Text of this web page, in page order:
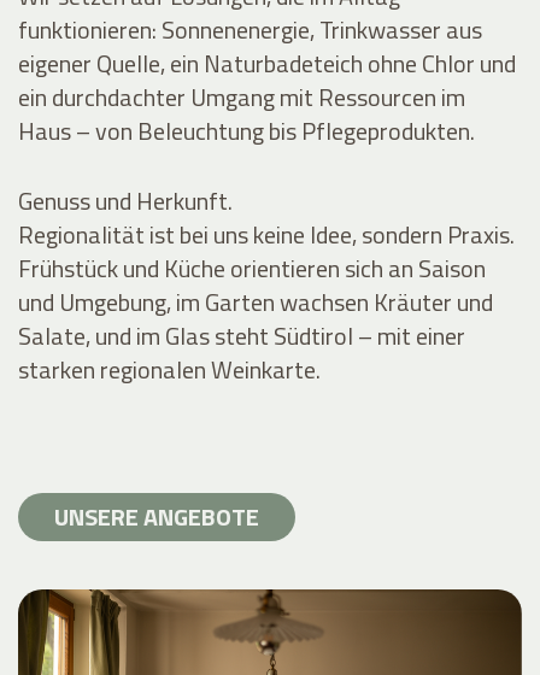
funktionieren: Sonnenenergie, Trinkwasser aus
eigener Quelle, ein Naturbadeteich ohne Chlor und
ein durchdachter Umgang mit Ressourcen im
Haus – von Beleuchtung bis Pflegeprodukten.
Genuss und Herkunft.
Regionalität ist bei uns keine Idee, sondern Praxis.
Frühstück und Küche orientieren sich an Saison
und Umgebung, im Garten wachsen Kräuter und
Salate, und im Glas steht Südtirol – mit einer
starken regionalen Weinkarte.
UNSERE ANGEBOTE